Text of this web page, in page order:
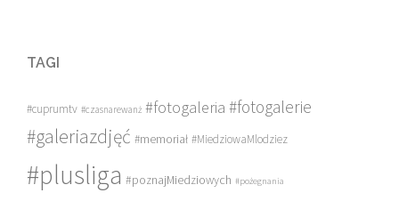
TAGI
#cuprumtv #czasnarewanż #fotogaleria #fotogalerie
#galeriazdjęć #memoriał #MiedziowaMlodziez
#plusliga #poznajMiedziowych #pożegnania